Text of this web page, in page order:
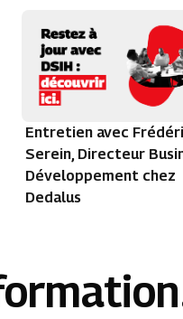
Entretien avec
Serein, Directeur
Développement chez
Dedalus